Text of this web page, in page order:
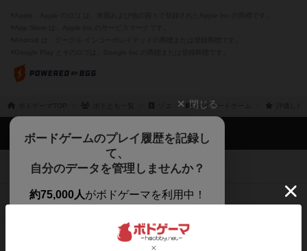
マイボードゲーム
閉じる
ボードゲームのプレイ履歴を記録し
て、
自分のデータを管理しませんか？
約75,000人がボドゲーマを利用中！
遊んだボードゲームを記録する
気になるゲームのレビューを読む
ボドゲーマTOP
ボードゲームを検索する
ボードゲームの新着レビュー
ボードゲーム会情報